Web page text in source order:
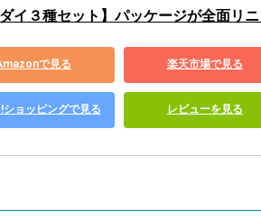
イ３種セット】パッケージが全面リニ
で見る 楽天市場で見る
ョッピングで見る レビューを見る